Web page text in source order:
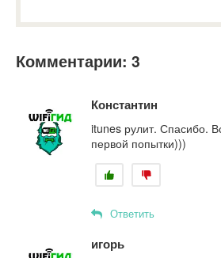
Комментарии: 3
Константин
itunes рулит. Спасибо.
первой попытки)))
Ответить
игорь